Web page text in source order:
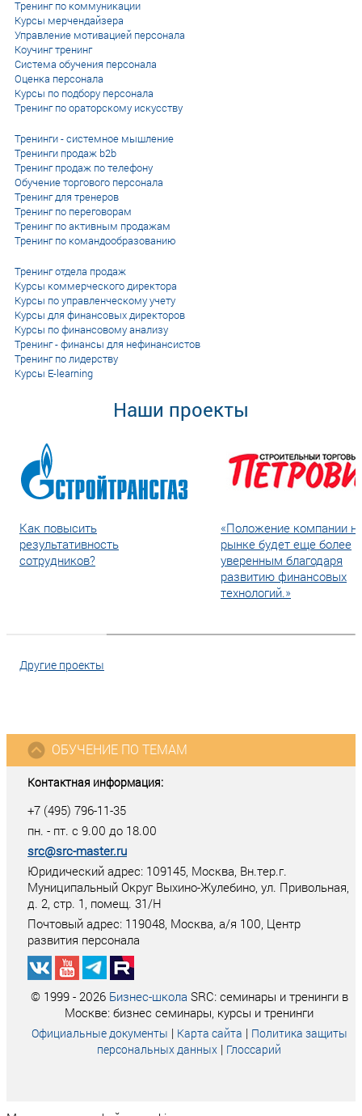
Тренинг по коммуникации
Курсы мерчендайзера
Управление мотивацией персонала
Коучинг тренинг
Система обучения персонала
Оценка персонала
Курсы по подбору персонала
Тренинг по ораторскому искусству
Тренинги - системное мышление
Тренинги продаж b2b
Тренинг продаж по телефону
Обучение торгового персонала
Тренинг для тренеров
Тренинг по переговорам
Тренинг по активным продажам
Тренинг по командообразованию
Тренинг отдела продаж
Курсы коммерческого директора
Курсы по управленческому учету
Курсы для финансовых директоров
Курсы по финансовому анализу
Тренинг - финансы для нефинансистов
Тренинг по лидерству
Курсы E-learning
Наши проекты
Как повысить
результативность
сотрудников?
«Положение компании
рынке будет еще более
уверенным благодаря
развитию финансовых
технологий.»
Другие проекты
Контактная информация:
+7 (495) 796-11-35
пн. - пт. с 9.00 до 18.00
src@src-master.ru
Юридический адрес: 109145, Москва, Вн.тер.г.
Муниципальный Округ Выхино-Жулебино, ул. Привольная,
д. 2, стр. 1, помещ. 31/Н
Почтовый адрес: 119048, Москва, а/я 100, Центр
развития персонала
ОБУЧЕНИЕ ПО ТЕМАМ
© 1999 - 2026 Бизнес-школа SRC: семинары и тренинги в
Москве: бизнес семинары, курсы и тренинги
Официальные документы | Карта сайта | Политика защиты
персональных данных | Глоссарий